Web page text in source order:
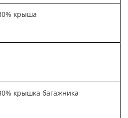
крыша
крышка багажника